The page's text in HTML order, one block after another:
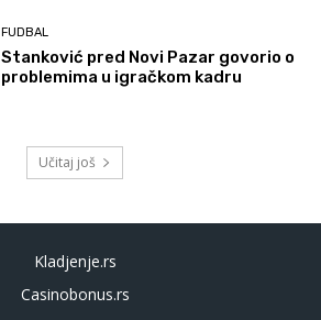
FUDBAL
Stanković pred Novi Pazar govorio o
problemima u igračkom kadru
Učitaj još
Kladjenje.rs
Casinobonus.rs